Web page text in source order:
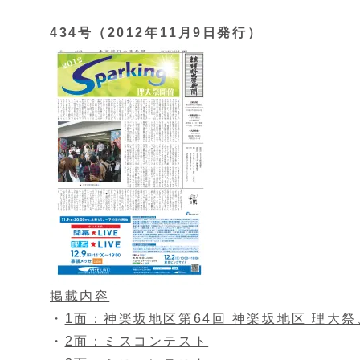
434号（2012年11月9日発行）
掲載内容
・ 1面：神楽坂地区第64回 神楽坂地区 理大祭
・ 2面：ミスコンテスト